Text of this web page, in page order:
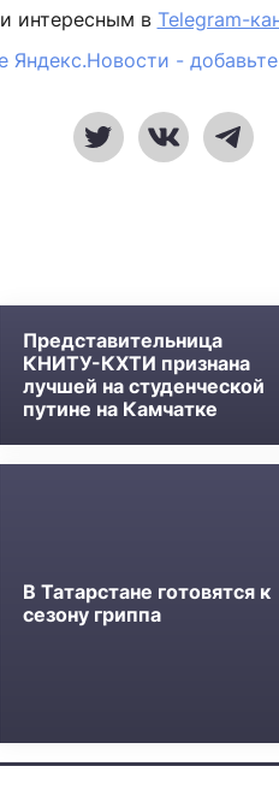
интересным в Telegram-
Яндекс.Новости -
Представительница
КНИТУ-КХТИ признана
лучшей на студенческой
путине на Камчатке
В Татарстане готовятся к
сезону гриппа